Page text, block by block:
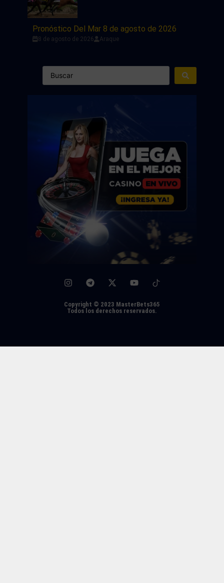
Pronóstico Del Mar 8 de agosto de 2026
8 de agosto de 2026 Araque
Copyright © 2023 MasterBets365
Todos los derechos reservados.